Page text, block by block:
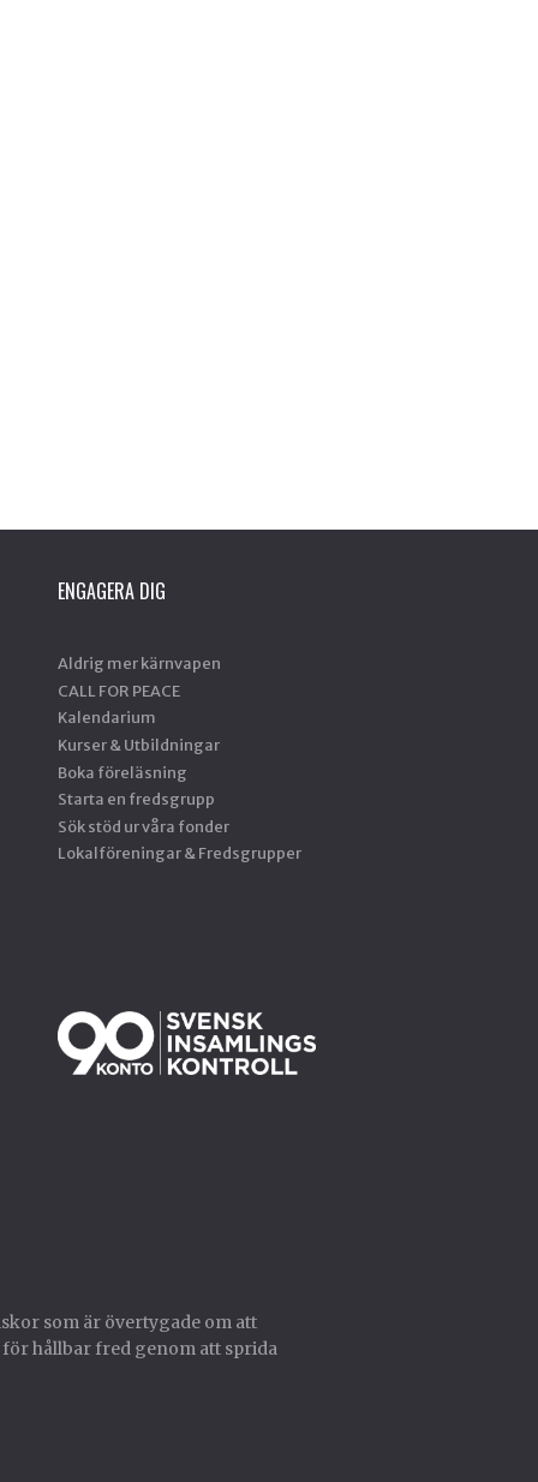
ENGAGERA DIG
Aldrig mer kärnvapen
CALL FOR PEACE
Kalendarium
Kurser & Utbildningar
Boka föreläsning
Starta en fredsgrupp
Sök stöd ur våra fonder
Lokalföreningar & Fredsgrupper
som är övertygade om att
hållbar fred genom att sprida